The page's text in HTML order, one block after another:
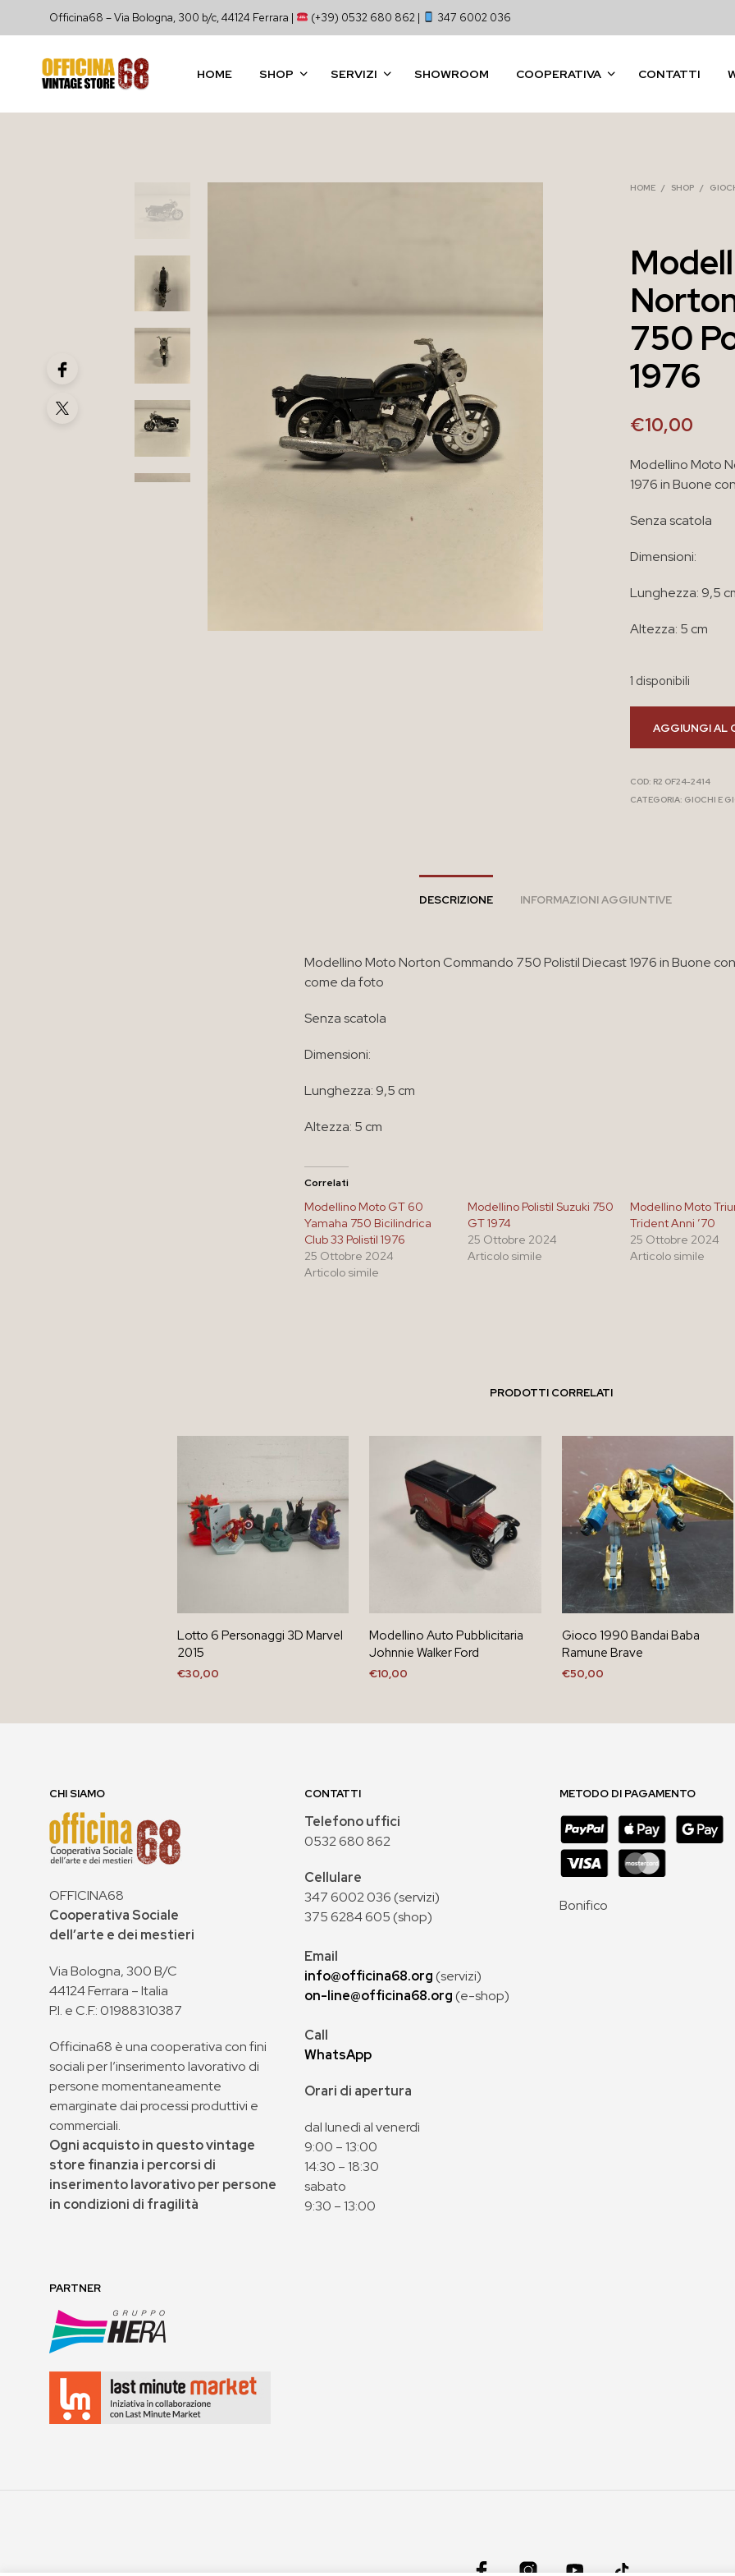
Officina68 – Via Bologna, 300 b/c, 44124 Ferrara | (+39) 0532 680 862 | 347 6002 036
HOME SHOP SERVIZI SHOWROOM COOPERATIVA CONTATTI
HOME / SHOP /
750
1976
€10,00
Modellino Moto
1976 in Buone
Senza scatola
Dimensioni:
Lunghezza: 9,5
Altezza: 5 cm
1 disponibili
AGGIUNGI AL
COD: R2 OF24-2414
CATEGORIA: GIOCHI E
DESCRIZIONE INFORMAZIONI AGGIUNTIVE
Modellino Moto Norton Commando 750 Polistil Diecast 1976 in Buone
come da foto
Senza scatola
Dimensioni:
Lunghezza: 9,5 cm
Altezza: 5 cm
Correlati
Modellino Moto GT 60
Yamaha 750 Bicilindrica
Club 33 Polistil 1976
25 Ottobre 2024
Articolo simile
Modellino Polistil Suzuki 750
GT 1974
25 Ottobre 2024
Articolo simile
Modellino Moto
Trident Anni ’70
25 Ottobre 2024
Articolo simile
PRODOTTI CORRELATI
Lotto 6 Personaggi 3D Marvel
2015
€30,00
Modellino Auto Pubblicitaria
Johnnie Walker Ford
€10,00
Gioco 1990 Bandai Baba
Ramune Brave
€50,00
CHI SIAMO
OFFICINA68
Cooperativa Sociale
dell’arte e dei mestieri
Via Bologna, 300 B/C
44124 Ferrara – Italia
P.I. e C.F.: 01988310387
Officina68 è una cooperativa con fini
sociali per l’inserimento lavorativo di
persone momentaneamente
emarginate dai processi produttivi e
commerciali.
Ogni acquisto in questo vintage
store finanzia i percorsi di
inserimento lavorativo per persone
in condizioni di fragilità
CONTATTI
Telefono uffici
0532 680 862
Cellulare
347 6002 036 (servizi)
375 6284 605 (shop)
Email
info@officina68.org(servizi)
on-line@officina68.org(e-shop)
Call
WhatsApp
Orari di apertura
dal lunedì al venerdì
9:00 – 13:00
14:30 – 18:30
sabato
9:30 – 13:00
METODO DI PAGAMENTO
Bonifico
PARTNER